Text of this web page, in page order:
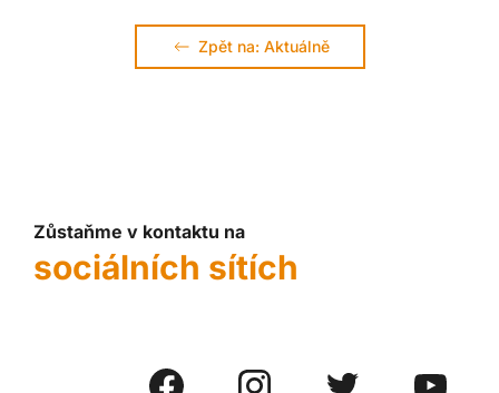
Zpět na: Aktuálně
Zůstaňme v kontaktu na
sociálních sítích